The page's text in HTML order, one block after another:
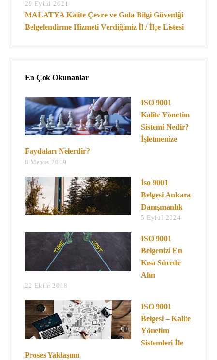
29 Eylül 2021
MALATYA Kalite Çevre ve Gıda Bilgi Güvenlği
Belgelendirme Hizmeti Verdiğimiz İl / İlçe Listesi
En Çok Okunanlar
ISO 9001
Kalite Yönetim
Sistemi Nedir?
İşletmenize
Faydaları Nelerdir?
8 Mayıs 2019
İso 9001
Belgesi Ankara
Danışmanlık
5 Eylül 2024
ISO 9001
Belgenizi En
Kısa Sürede
Alın
22 Ekim 2018
ISO 9001
Belgesi – Kalite
Yönetim
Sistemleri İle
Proses Yaklaşımı